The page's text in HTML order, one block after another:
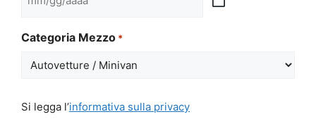
MM
GG
slash
Categoria Mezzo *
legga
Si legga l’informativa sulla privacy